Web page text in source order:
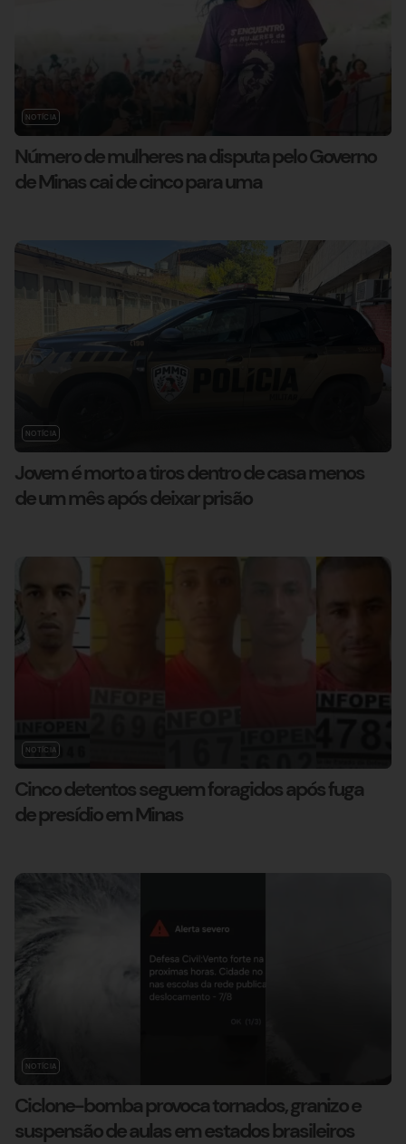
NOTÍCIA
Número de mulheres na disputa pelo Governo
de Minas cai de cinco para uma
NOTÍCIA
Jovem é morto a tiros dentro de casa menos
de um mês após deixar prisão
NOTÍCIA
Cinco detentos seguem foragidos após fuga
de presídio em Minas
NOTÍCIA
Ciclone-bomba provoca tornados, granizo e
suspensão de aulas em estados brasileiros